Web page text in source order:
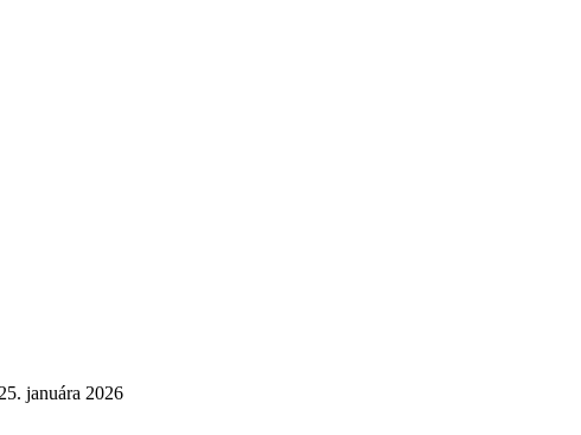
25. januára 2026